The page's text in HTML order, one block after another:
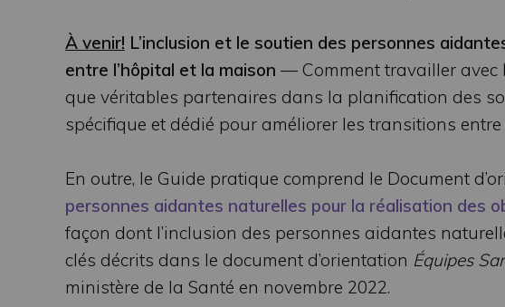
À venir! L’inclusion et le soutien des personnes
entre l’hôpital et la maison — Comment travailler avec
que véritables partenaires dans la planification des
spécifique et dédié pour améliorer les transitions
En outre, le Guide pratique comprend le Document
personnes aidantes naturelles pour la réalisation des
façon dont l’inclusion des personnes aidantes
clés décrits dans le document d’orientation Équipes
ministère de la Santé en novembre 2022.